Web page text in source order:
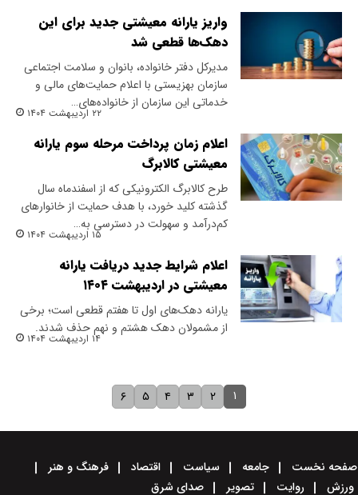
واریز یارانه معیشتی جدید برای این
دهک‌ها قطعی شد
مدیرکل دفتر خانواده، بانوان و سلامت اجتماعی
سازمان بهزیستی با اعلام حمایت‌های مالی و
خدماتی این سازمان از خانواده‌های…
۲۲ اردیبهشت ۱۴۰۴
اعلام زمان پرداخت مرحله سوم یارانه
معیشتی کالابرگ
طرح کالابرگ الکترونیکی که از اسفندماه سال
گذشته کلید خورد، با هدف حمایت از خانوارهای
کم‌درآمد و سهولت در دسترسی به…
۱۵ اردیبهشت ۱۴۰۴
اعلام شرایط جدید دریافت یارانه
معیشتی در اردیبهشت ۱۴۰۴
یارانه دهک‌های اول تا هفتم قطعی است؛ برخی
از مشمولان دهک هشتم و نهم حذف شدند.
۱۴ اردیبهشت ۱۴۰۴
۱ ۲ ۳ ۴ ۵ ۶
صفحه نخست جامعه سیاست اقتصاد
فرهنگ و هنر
ورزش
روایت تصویر صدای شرق